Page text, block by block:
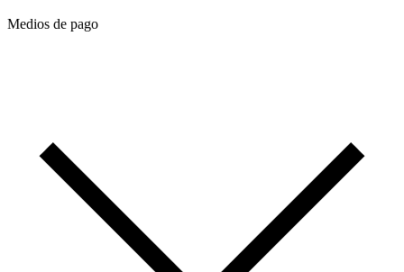
Medios de pago